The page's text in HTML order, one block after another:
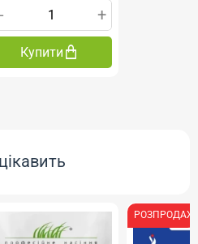
- +
Купити
РОЗПРОДАЖ